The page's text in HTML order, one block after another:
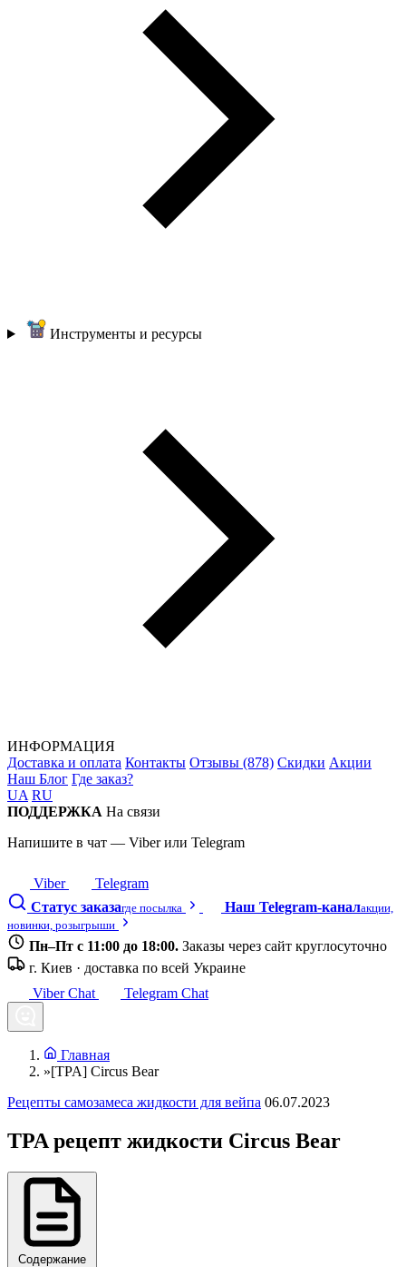
Инструменты и ресурсы
ИНФОРМАЦИЯ
Доставка и оплата Контакты Отзывы (878) Скидки Акции
Наш Блог Где заказ?
UA RU
ПОДДЕРЖКА На связи
Напишите в чат — Viber или Telegram
Viber
Telegram
Статус заказагде посылка Наш Telegram-каналакции,
новинки, розыгрыши
Пн–Пт с 11:00 до 18:00. Заказы через сайт круглосуточно
г. Киев · доставка по всей Украине
Viber Chat
Telegram Chat
Главная
»[TPA] Circus Bear
Рецепты самозамеса жидкости для вейпа 06.07.2023
TPA рецепт жидкости Circus Bear
Содержание